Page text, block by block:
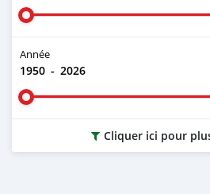
Année
1950 - 2026
Cliquer ici pour